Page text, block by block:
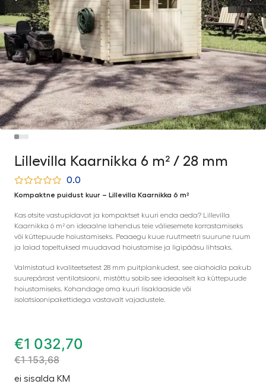
Lillevilla Kaarnikka 6 m² / 28 mm
0.0
Kompaktne puidust kuur – Lillevilla Kaarnikka 6 m²
Kas otsite vastupidavat ja kompaktset kuuri enda aeda? Lillevilla
Kaarnikka 6 m² on ideaalne lahendus teie väliesemete korrastamiseks
või küttepuude hoiustamiseks. Peaaegu kuue ruutmeetri suurune ruum
ja laiad topeltuksed muudavad hoiustamise ja ligipääsu lihtsaks.
Valmistatud kvaliteetsetest 28 mm puitplankudest, see aiahoidla pakub
suurepärast ventilatsiooni, mistõttu sobib see ideaalselt ka küttepuude
hoiustamiseks. Kohandage oma kuuri lisaklaaside või
isolatsioonipakettidega vastavalt vajadustele.
€1 032,70
€1 153,68
ei sisalda KM